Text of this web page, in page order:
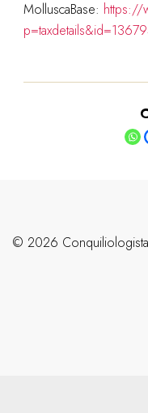
MolluscaBase: https://
©️ 2026